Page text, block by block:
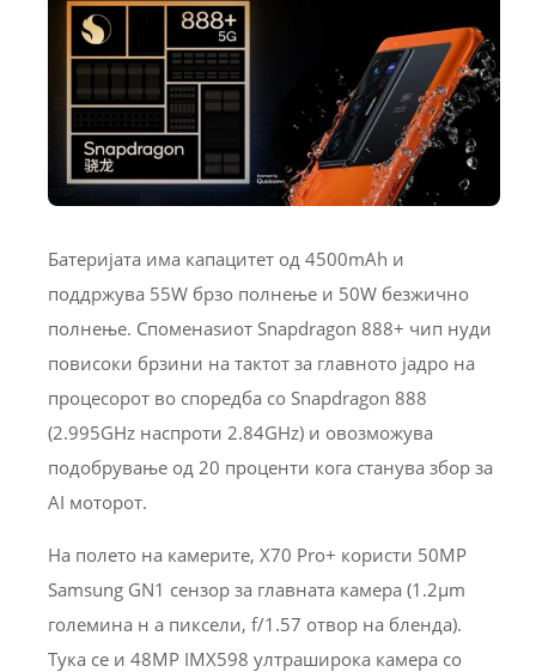
Батеријата има капацитет од 4500mAh и
поддржува 55W брзо полнење и 50W безжично
полнење. Споменаѕиот Snapdragon 888+ чип нуди
повисоки брзини на тактот за главното јадро на
процесорот во споредба со Snapdragon 888
(2.995GHz наспроти 2.84GHz) и овозможува
подобрување од 20 проценти кога станува збор за
AI моторот.
На полето на камерите, X70 Pro+ користи 50MP
Samsung GN1 сензор за главната камера (1.2µm
големина н а пиксели, f/1.57 отвор на бленда).
Тука се и 48MP IMX598 ултраширока камера со